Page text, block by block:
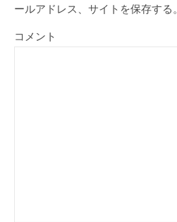
ールアドレス、サイトを保存する。
コメント